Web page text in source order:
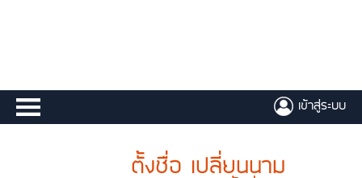
เข้าสู่ระบบ
ตั้งชื่อ เปลี่ยนนาม